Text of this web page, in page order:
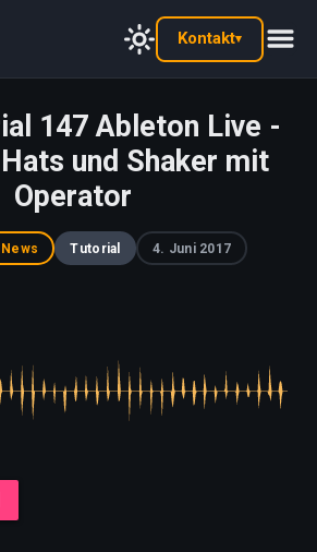
Kontakt▾
147 Ableton Live -
und Shaker mit
Operator
Tutorial 4. Juni 2017